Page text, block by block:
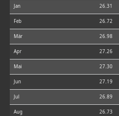
Jan 26.31
Feb 26.72
Mär 26.98
Apr 27.26
Mai 27.30
Jun 27.19
Jul 26.89
Aug 26.73